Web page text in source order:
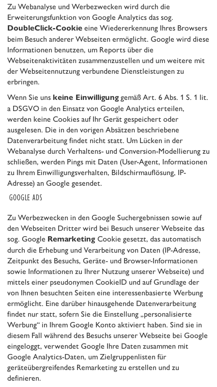
Zu Webanalyse und Werbezwecken wird durch die
Erweiterungsfunktion von Google Analytics das sog.
DoubleClick-Cookie eine Wiedererkennung Ihres Browsers
beim Besuch anderer Webseiten ermöglicht. Google wird diese
Informationen benutzen, um Reports über die
Webseitenaktivitäten zusammenzustellen und um weitere mit
der Webseitennutzung verbundene Dienstleistungen zu
erbringen.
Wenn Sie uns keine Einwilligunggemäß Art. 6 Abs. 1 S. 1 lit.
a DSGVO in den Einsatz von Google Analytics erteilen,
werden keine Cookies auf Ihr Gerät gespeichert oder
ausgelesen. Die in den vorigen Absätzen beschriebene
Datenverarbeitung findet nicht statt. Um Lücken in der
Webanalyse durch Verhaltens- und Conversion-Modellierung zu
schließen, werden Pings mit Daten (User-Agent, Informationen
zu Ihrem Einwilligungsverhalten, Bildschirmauflösung, IP-
Adresse) an Google gesendet.
GOOGLE ADS
Zu Werbezwecken in den Google Suchergebnissen sowie auf
den Webseiten Dritter wird bei Besuch unserer Webseite das
sog. Google Remarketing Cookie gesetzt, das automatisch
durch die Erhebung und Verarbeitung von Daten (IP-Adresse,
Zeitpunkt des Besuchs, Geräte- und Browser-Informationen
sowie Informationen zu Ihrer Nutzung unserer Webseite) und
mittels einer pseudonymen CookieID und auf Grundlage der
von Ihnen besuchten Seiten eine interessenbasierte Werbung
ermöglicht. Eine darüber hinausgehende Datenverarbeitung
findet nur statt, sofern Sie die Einstellung „personalisierte
Werbung“ in Ihrem Google Konto aktiviert haben. Sind sie in
diesem Fall während des Besuchs unserer Webseite bei Google
eingeloggt, verwendet Google Ihre Daten zusammen mit
Google Analytics-Daten, um Zielgruppenlisten für
geräteübergreifendes Remarketing zu erstellen und zu
definieren.